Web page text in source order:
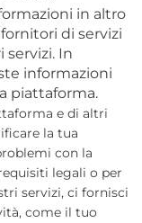
in altro
di servizi
servizi. In
informazioni
piattaforma.
e di altri
la tua
con la
legali o per
servizi, ci fornisci
come il tuo